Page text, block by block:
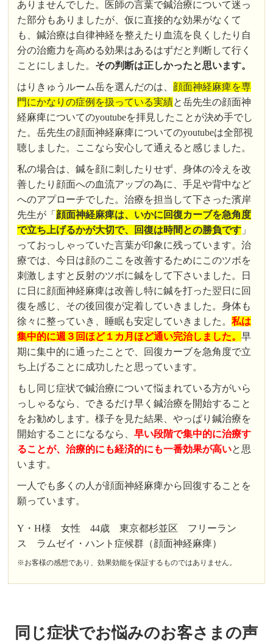
ありませんでした。医師の言葉で鍼治療について迷っ
た部分もありましたが、仮に直接的な効果がなくて
も、鍼治療は自律神経を整えたり血流を良くしたり自
分の治癒力を高める効果はあるはずだと判断して行く
ことにしました。 その判断は正しかったと思います。
はりきゅうルーム岳を選んだのは、 顔面神経麻痺を専
門にかなりの症例を扱っている実績と岳先生の顔面神
経麻痺についてのyoutubeを拝見したことが決め手でし
た。岳先生の顔面神経麻痺についてのyoutubeは全部視
聴しました。ここなら安心して通えると感じました。
私の場合は、鍼を顔に刺したりせず、身体の冷えを改
善したり顔面への血流アップの為に、手足や背中など
へのアプローチでした。治療を担当して下さった濱岸
先生が「 顔面神経麻痺は、いかに回復カーブを急角度
で立ち上げるかが大切で、回復は時間との勝負です 」
っておっしゃっていた言葉が印象に残っています。治
療では、今日は顔のここを改善するためにこのツボを
刺激しますと反射のツボに鍼をして下さいました。日
に日に顔面神経麻痺は改善し特に鍼を打った翌日に回
復を感じ、その後回復が定着していきました。身体も
徐々に整っていき、睡眠も安定していきました。私は
集中的に週３回ほど１カ月ほど通い完治しました。早
期に集中的に通ったことで、回復カーブを急角度で立
ち上げることに成功したと思っています。
もし同じ症状で鍼治療について悩まれている方がいら
っしゃるなら、できるだけ早く鍼治療を開始すること
をお勧めします。様子を見た結果、やっぱり鍼治療を
開始することになるなら、早い段階で集中的に治療す
ることが、治療的にも経済的にも一番効果が高いと思
います。
一人でも多くの人が顔面神経麻痺から回復することを
願っています。
Y・H様 女性 44歳 東京都杉並区 フリーラン
ス ラムゼイ・ハント症候群（顔面神経麻痺）
※お客様の感想であり、効果効能を保証するものではありません。
同じ症状でお悩みのお客さまの声